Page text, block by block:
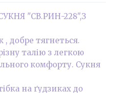
"СВ.РИН-228",З
, добре тягнеться.
талію з легкою
комфорту. Сукня
на ґудзиках до